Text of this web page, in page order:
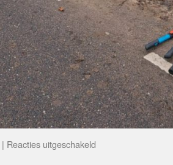
| Reacties uitgeschakeld